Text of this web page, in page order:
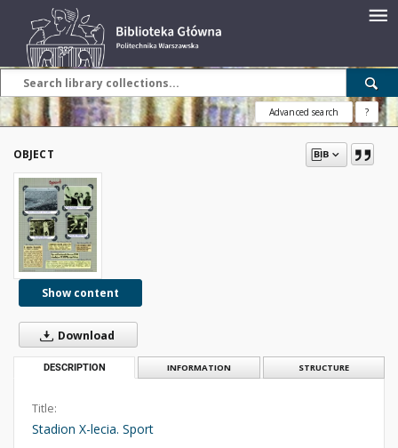
Advanced search ?
OBJECT
Show content
Download
DESCRIPTION INFORMATION STRUCTURE
Title:
Stadion X-lecia. Sport